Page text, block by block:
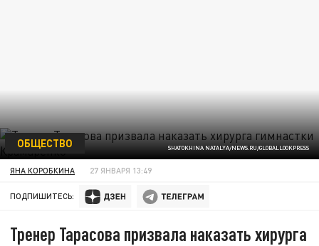
SHATOKHINA NATALYA/NEWS.RU/GLOBALLOOKPRESS
ОБЩЕСТВО
ЯНА КОРОБКИНА 27 ЯНВАРЯ 13:49
ПОДПИШИТЕСЬ:
Тренер Тарасова призвала наказать хирурга